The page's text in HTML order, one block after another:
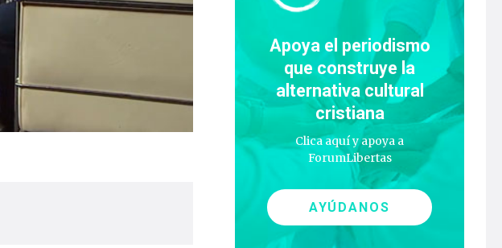
Apoya el periodismo
que construye la
alternativa cultural
cristiana
Clica aquí y apoya a
ForumLibertas
AYÚDANOS